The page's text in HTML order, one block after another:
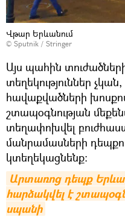
Վթար Երևանում
© Sputnik / Stringer
Այս պահին
տեղեկություններ
հավաքվածների
շտապօգնության
տեղափոխվել
մանրամասների
կտեղեկացնենք։
Արտառոց դեպք
հարձակվել է
սպանի